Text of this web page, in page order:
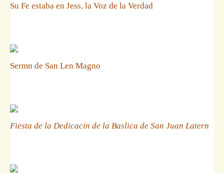
Su Fe estaba en Jess, la Voz de la Verdad
Sermn de San Len Magno
Fiesta de la Dedicacin de la Baslica de San Juan Latern